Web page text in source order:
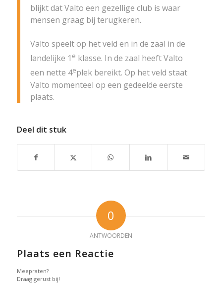
blijkt dat Valto een gezellige club is waar
mensen graag bij terugkeren.
Valto speelt op het veld en in de zaal in de
landelijke 1 e klasse. In de zaal heeft Valto
een nette 4eplek bereikt. Op het veld staat
Valto momenteel op een gedeelde eerste
plaats.
Deel dit stuk
0
ANTWOORDEN
Plaats een Reactie
Meepraten?
Draag gerust bij!